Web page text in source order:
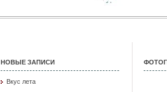
НОВЫЕ ЗАПИСИ
Вкус лета